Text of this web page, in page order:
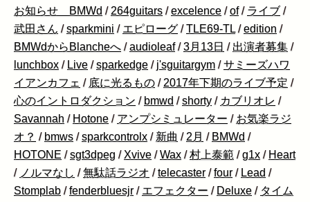
お知らせ BMWd / 264guitars /excelence /of / ライブ /
武田さん /sparkmini / エピローグ /TLE69-TL /edition /
BMWdからBlancheへ /audioleaf /3月13日 / 出演者募集 /
lunchbox / Live /sparkedge / j'sguitargym /サミーズハワ
イアンカフェ / 底に光るもの / 2017年下期のライブ予定 /
心のイントロダクション / bmwd /shorty / カブリオレ /
Savannah / Hotone / アンプシミュレーター / お気楽ラジ
オ？ / bmws /sparkcontrolx / 新曲 / 2月 / BMWd /
HOTONE /sgt3dpeg / Xvive /Wax /村上泰範 /g1x / Heart
/ ノルマなし /無駄話ラジオ /telecaster /four / Lead /
Stomplab /fenderbluesjr / エフェクター / Deluxe / タイム